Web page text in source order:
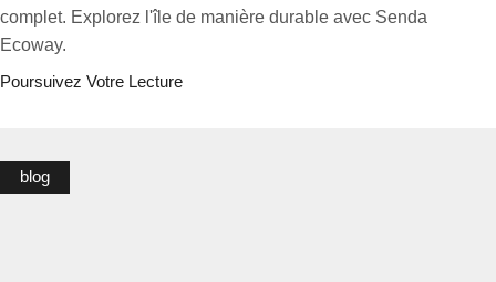
complet. Explorez l'île de manière durable avec Senda
Ecoway.
Poursuivez Votre Lecture
blog